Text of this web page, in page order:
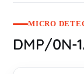
MICRO
DMP/0N-